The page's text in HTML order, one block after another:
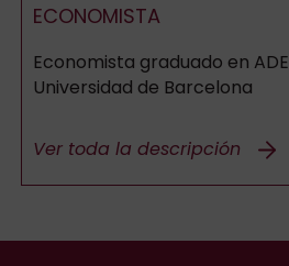
ECONOMISTA
Economista graduado en ADE
Universidad de Barcelona
Ver toda la descripción